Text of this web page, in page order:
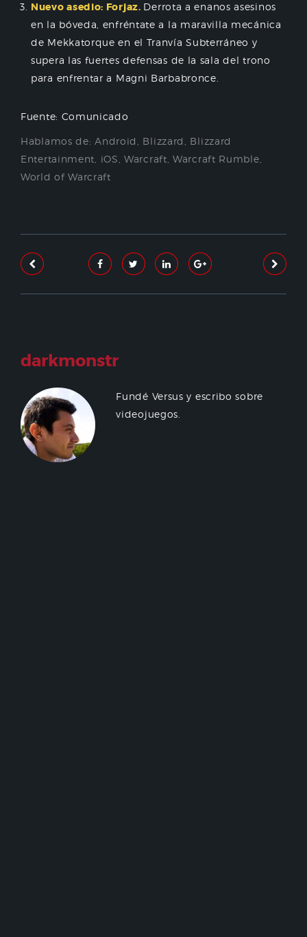
Nuevo asedio: Forjaz. Derrota a enanos asesinos
en la bóveda, enfréntate a la maravilla mecánica
de Mekkatorque en el Tranvía Subterráneo y
supera las fuertes defensas de la sala del trono
para enfrentar a Magni Barbabronce.
Fuente: Comunicado
Hablamos de:Android Blizzard
Blizzard
Entertainment
iOS ,Warcraft ,Warcraft Rumble
World of Warcraft
darkmonstr
Fundé Versus y escribo sobre
videojuegos.